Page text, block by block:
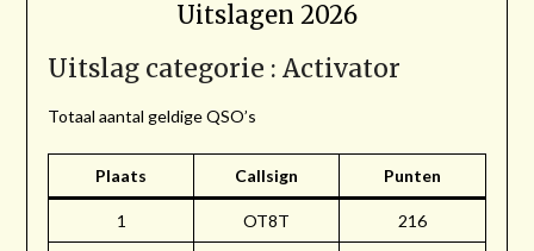
Uitslagen 2026
Uitslag categorie : Activator
Totaal aantal geldige QSO’s
Plaats Callsign Punten
1 OT8T 216